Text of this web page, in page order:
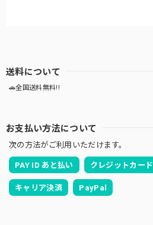
送料について
🚗全国送料無料!!
お支払い方法について
次の方法がご利用いただけます。
PAY ID あと払い クレジットカード
キャリア決済 PayPal